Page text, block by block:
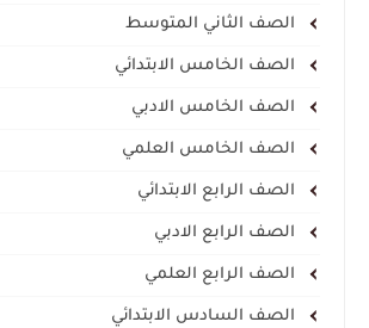
الصف الثاني المتوسط
الصف الخامس الابتدائي
الصف الخامس الادبي
الصف الخامس العلمي
الصف الرابع الابتدائي
الصف الرابع الادبي
الصف الرابع العلمي
الصف السادس الابتدائي